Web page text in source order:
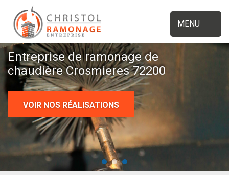
MENU
Entreprise de ramonage de
chaudière Crosmieres 72200
VOIR NOS RÉALISATIONS